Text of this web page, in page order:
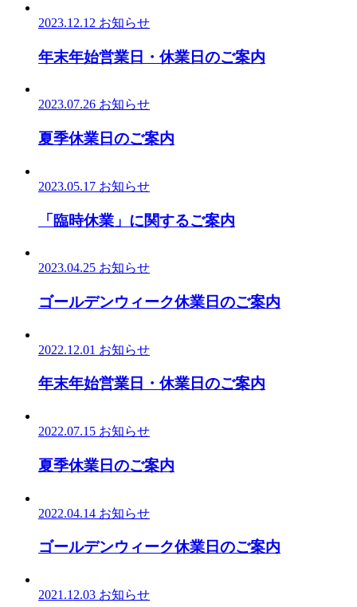
2023.12.12 お知らせ
年末年始営業日・休業日のご案内
2023.07.26 お知らせ
夏季休業日のご案内
2023.05.17 お知らせ
「臨時休業」に関するご案内
2023.04.25 お知らせ
ゴールデンウィーク休業日のご案内
2022.12.01 お知らせ
年末年始営業日・休業日のご案内
2022.07.15 お知らせ
夏季休業日のご案内
2022.04.14 お知らせ
ゴールデンウィーク休業日のご案内
2021.12.03 お知らせ